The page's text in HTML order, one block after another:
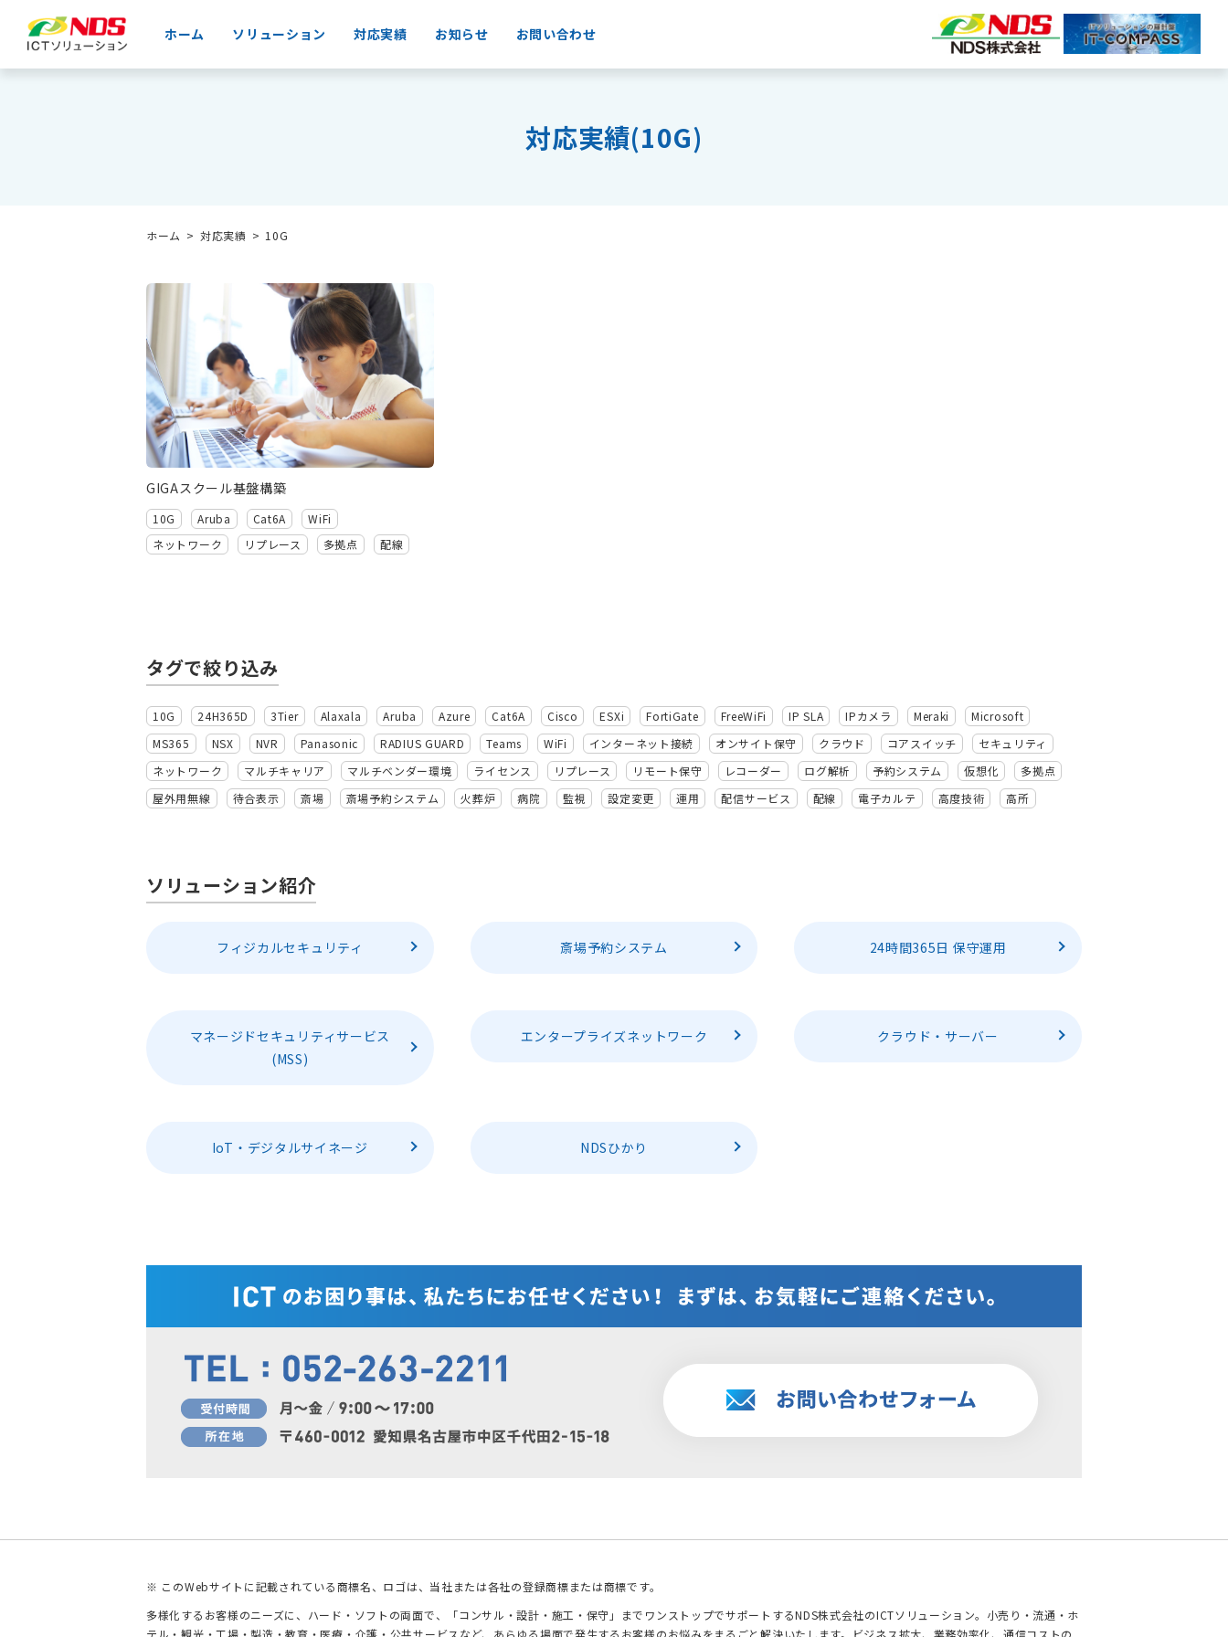
ホーム ソリューション 対応実績 お知らせ お問い合わせ
対応実績(10G)
ホーム 対応実績 10G
GIGAスクール基盤構築
10G Aruba Cat6A
WiFi
ネットワーク
リプレース 多拠点 配線
タグで絞り込み
10G 24H365D 3Tier Alaxala Aruba Azure Cat6A Cisco ESXi FortiGate FreeWiFi IP SLA IPカメラ Meraki
Microsoft
MS365
NSX NVR Panasonic RADIUS GUARD Teams WiFi インターネット接続 オンサイト保守 クラウド コアスイッチ
セキュリティ
ネットワーク
マルチキャリア マルチベンダー環境 ライセンス リプレース リモート保守 レコーダー ログ解析 予約システム 仮想化
多拠点
屋外用無線
待合表示 斎場 斎場予約システム 火葬炉 病院 監視 設定変更 運用 配信サービス 配線 電子カルテ 高度技術 高所
ソリューション紹介
フィジカルセキュリティ 斎場予約システム 24時間365日 保守運用
マネージドセキュリティサービス
(MSS)
エンタープライズネットワーク クラウド・サーバー
IoT・デジタルサイネージ NDSひかり
※ このWebサイトに記載されている商標名、ロゴは、当社または各社の登録商標または商標です。
多様化するお客様のニーズに、ハード・ソフトの両面で、「コンサル・設計・施工・保守」までワンストップでサポートするNDS株式会社のICTソリューション。小売り・流通・ホ
テル・観光・工場・製造・教育・医療・介護・公共サービスなど、あらゆる場面で発生するお客様のお悩みをまるごと解決いたします。ビジネス拡大、業務効率化、通信コストの